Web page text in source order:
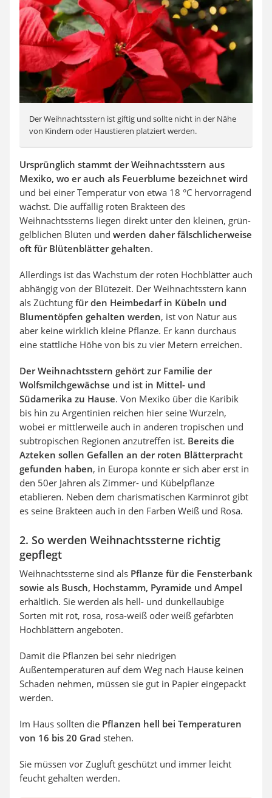
Der Weihnachtsstern ist giftig und sollte nicht in der Nähe
von Kindern oder Haustieren platziert werden.
Ursprünglich stammt der Weihnachtsstern aus
Mexiko, wo er auch als Feuerblume bezeichnet wird
und bei einer Temperatur von etwa 18 °C hervorragend
wächst. Die auffällig roten Brakteen des
Weihnachtssterns liegen direkt unter den kleinen, grün-
gelblichen Blüten und werden daher fälschlicherweise
oft für Blütenblätter gehalten.
Allerdings ist das Wachstum der roten Hochblätter auch
abhängig von der Blütezeit. Der Weihnachtsstern kann
als Züchtung für den Heimbedarf in Kübeln und
Blumentöpfen gehalten werden, ist von Natur aus
aber keine wirklich kleine Pflanze. Er kann durchaus
eine stattliche Höhe von bis zu vier Metern erreichen.
Der Weihnachtsstern gehört zur Familie der
Wolfsmilchgewächse und ist in Mittel- und
Südamerika zu Hause. Von Mexiko über die Karibik
bis hin zu Argentinien reichen hier seine Wurzeln,
wobei er mittlerweile auch in anderen tropischen und
subtropischen Regionen anzutreffen ist. Bereits die
Azteken sollen Gefallen an der roten Blätterpracht
gefunden haben, in Europa konnte er sich aber erst in
den 50er Jahren als Zimmer- und Kübelpflanze
etablieren. Neben dem charismatischen Karminrot gibt
es seine Brakteen auch in den Farben Weiß und Rosa.
2. So werden Weihnachtssterne richtig
gepflegt
Weihnachtssterne sind als Pflanze für die Fensterbank
sowie als Busch, Hochstamm, Pyramide und Ampel
erhältlich. Sie werden als hell- und dunkellaubige
Sorten mit rot, rosa, rosa-weiß oder weiß gefärbten
Hochblättern angeboten.
Damit die Pflanzen bei sehr niedrigen
Außentemperaturen auf dem Weg nach Hause keinen
Schaden nehmen, müssen sie gut in Papier eingepackt
werden.
Im Haus sollten die Pflanzen hell bei Temperaturen
von 16 bis 20 Grad stehen.
Sie müssen vor Zugluft geschützt und immer leicht
feucht gehalten werden.